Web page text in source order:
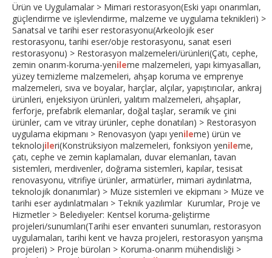
Ürün ve Uygulamalar > Mimari restorasyon(Eski yapı onarımları,
güçlendirme ve işlevlendirme, malzeme ve uygulama teknikleri) >
Sanatsal ve tarihi eser restorasyonu(Arkeolojik eser
restorasyonu, tarihi eser/obje restorasyonu, sanat eseri
restorasyonu) > Restorasyon malzemeleri/ürünleri(Çatı, cephe,
zemin onarım-koruma-yenileme malzemeleri, yapı kimyasalları,
yüzey temizleme malzemeleri, ahşap koruma ve emprenye
malzemeleri, sıva ve boyalar, harçlar, alçılar, yapıştırıcılar, ankraj
ürünleri, enjeksiyon ürünleri, yalıtım malzemeleri, ahşaplar,
ferforje, prefabrik elemanlar, doğal taşlar, seramik ve çini
ürünler, cam ve vitray ürünler, cephe donatıları) > Restorasyon
uygulama ekipmanı > Renovasyon (yapı yenileme) ürün ve
teknolojileri(Konstrüksiyon malzemeleri, fonksiyon yenileme,
çatı, cephe ve zemin kaplamaları, duvar elemanları, tavan
sistemleri, merdivenler, doğrama sistemleri, kapılar, tesisat
renovasyonu, vitrifiye ürünler, armatürler, mimari aydınlatma,
teknolojik donanımlar) > Müze sistemleri ve ekipmanı > Müze ve
tarihi eser aydınlatmaları > Teknik yazılımlar Kurumlar, Proje ve
Hizmetler > Belediyeler: Kentsel koruma-geliştirme
projeleri/sunumları(Tarihi eser envanteri sunumları, restorasyon
uygulamaları, tarihi kent ve havza projeleri, restorasyon yarışma
projeleri) > Proje büroları > Koruma-onarım mühendisliği >